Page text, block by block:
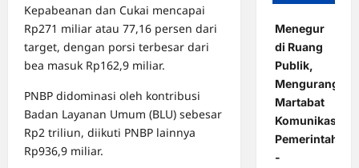
Kepabeanan dan Cukai mencapai
Rp271 miliar atau 77,16 persen dari
target, dengan porsi terbesar dari
bea masuk Rp162,9 miliar.
PNBP didominasi oleh kontribusi
Badan Layanan Umum (BLU) sebesar
Rp2 triliun, diikuti PNBP lainnya
Rp936,9 miliar.
Menegur
di Ruang
Publik,
Mengurangi
Martabat
Komunikasi
Pemerintahan
-